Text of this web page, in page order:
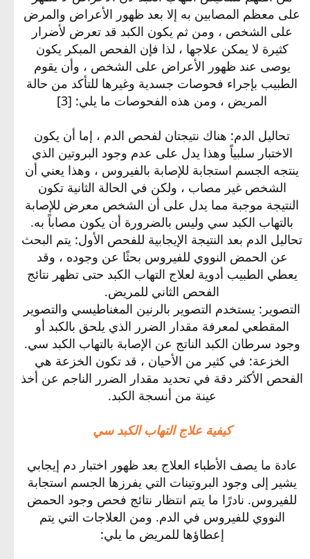
على معظم المصابين به إلا بعد ظهور الأعراض والمرض
على الشخص ، ومن ثم يكون الكبد قد تعرض لأضرار
كثيرة لا يمكن علاجها ، لذا فإن الفحص المبكر يكون
يوصى عند ظهور الأعراض على الشخص ، وأن يقوم
الطبيب بإجراء فحوصات جسدية وغيرها للتأكد من حالة
المريض ، ومن هذه الفحوصات ما يلي: [3]
تحاليل الدم: هناك نتيجتان لفحص الدم ، إما أن يكون
الاختبار سلبياً وهذا يدل على عدم وجود البروتين الذي
ينتجه الجسم استجابة للإصابة بالفيروس ، وهذا يعني أن
الشخص غير مصاب ، ولكن في الحالة الثانية تكون
النتيجة موجبة مما يدل على أن الشخص معرض للإصابة
بالتهاب الكبد سي وليس بالضرورة أن يكون مصاباً به.
تحاليل الدم بعد النتيجة الإيجابية للفحص الأول: يتم البحث
عن الحمض النووي للفيروس بحثًا عن وجوده ، وقد
يعطي الطبيب أدوية لعلاج التهاب الكبد حتى تظهر نتائج
الفحص الثاني للمريض.
التصوير: يستخدم التصوير بالرنين المغناطيسي والتصوير
المقطعي لمعرفة مقدار الضرر الذي يلحق بالكبد أو
وجود سرطان الكبد الناتج عن الإصابة بالتهاب الكبد سي.
الخزعة: في كثير من الأحيان ، قد تكون الخزعة هي
الفحص الأكثر دقة في تحديد مقدار الضرر الناجم عن أخذ
عينة من أنسجة الكبد.
كيفية علاج التهاب الكبد سي
عادة ما يصف الأطباء العلاج بعد ظهور اختبار دم إيجابي
يشير إلى وجود البروتينات التي يفرزها الجسم استجابة
للفيروس. نادرًا ما يتم انتظار نتائج فحص وجود الحمض
النووي للفيروس في الدم. ومن العلاجات التي يتم
إعطاؤها للمريض ما يلي: